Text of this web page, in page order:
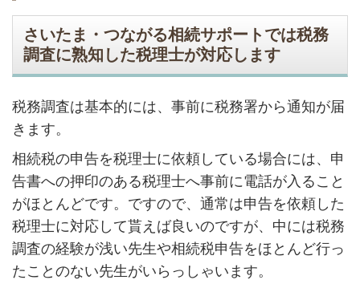
さいたま・つながる相続サポートでは税務
調査に熟知した税理士が対応します
税務調査は基本的には、事前に税務署から通知が届
きます。
相続税の申告を税理士に依頼している場合には、申
告書への押印のある税理士へ事前に電話が入ること
がほとんどです。ですので、通常は申告を依頼した
税理士に対応して貰えば良いのですが、中には税務
調査の経験が浅い先生や相続税申告をほとんど行っ
たことのない先生がいらっしゃいます。